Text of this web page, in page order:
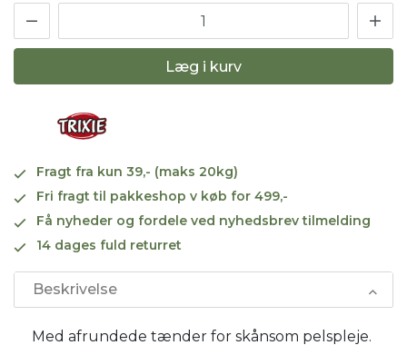
Læg i kurv
Fragt fra kun 39,- (maks 20kg)
Fri fragt til pakkeshop v køb for 499,-
Få nyheder og fordele ved nyhedsbrev tilmelding
14 dages fuld returret
Beskrivelse
Med afrundede tænder for skånsom pelspleje.